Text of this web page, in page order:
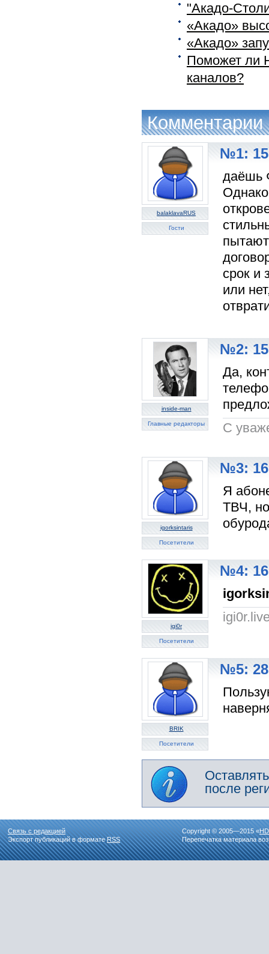
"Акадо-
«Акадо»
«Акадо»
Поможет ли
каналов?
Комментарии
balaklavaRUS
Гости
№1: 15
даёшь
срок и
или
inside-man
Главные редакторы
№2: 15
Да,
C
igorksintaris
Посетители
№3: 16
Я
ТВЧ,
igi0r
Посетители
№4: 16
BRIK
Посетители
№5: 28
после
Связь с редакцией
Экспорт публикаций в форматеRSS
Copyright © 2005—2015 «
Перепечатка материала